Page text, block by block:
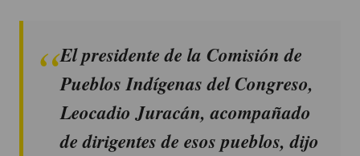
El presidente de la Comisión de
Pueblos Indígenas del Congreso,
Leocadio Juracán, acompañado
de dirigentes de esos pueblos, dijo